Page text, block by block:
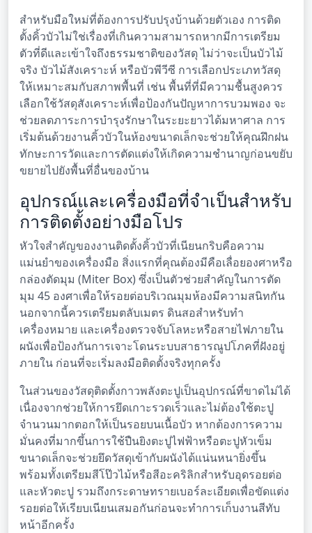
สำหรับมือใหม่ที่ต้องการปรับปรุงบ้านด้วยตัวเอง การติด
ตั้งคิ้วบัวไม่ใช่เรื่องที่เกินความสามารถหากมีการเตรียม
ตัวที่ดีและเข้าใจถึงธรรมชาติของวัสดุ ไม่ว่าจะเป็นบัวไม้
จริง บัวไม้สังเคราะห์ หรือบัวพีวีซี การเลือกประเภทวัสดุ
ให้เหมาะสมกับสภาพพื้นที่ เช่น พื้นที่ที่มีความชื้นสูงควร
เลือกใช้วัสดุสังเคราะห์เพื่อป้องกันปัญหาการบวมพอง จะ
ช่วยลดภาระการบำรุงรักษาในระยะยาวได้มหาศาล การ
เริ่มต้นด้วยงานคิ้วบัวในห้องขนาดเล็กจะช่วยให้คุณฝึกฝน
ทักษะการวัดและการตัดแต่งให้เกิดความชำนาญก่อนขยับ
ขยายไปยังพื้นที่อื่นของบ้าน
อุปกรณ์และเครื่องมือที่จำเป็นสำหรับ
การติดตั้งอย่างมือโปร
หัวใจสำคัญของงานติดตั้งคิ้วบัวที่เนียนกริบคือความ
แม่นยำของเครื่องมือ สิ่งแรกที่คุณต้องมีคือเลื่อยองศาหรือ
กล่องตัดมุม (Miter Box) ซึ่งเป็นตัวช่วยสำคัญในการตัด
มุม 45 องศาเพื่อให้รอยต่อบริเวณมุมห้องมีความสนิทกัน
นอกจากนี้ควรเตรียมตลับเมตร ดินสอสำหรับทำ
เครื่องหมาย และเครื่องตรวจจับโลหะหรือสายไฟภายใน
ผนังเพื่อป้องกันการเจาะโดนระบบสาธารณูปโภคที่ฝังอยู่
ภายใน ก่อนที่จะเริ่มลงมือติดตั้งจริงทุกครั้ง
ในส่วนของวัสดุติดตั้งกาวพลังตะปูเป็นอุปกรณ์ที่ขาดไม่ได้
เนื่องจากช่วยให้การยึดเกาะรวดเร็วและไม่ต้องใช้ตะปู
จำนวนมากตอกให้เป็นรอยบนเนื้อบัว หากต้องการความ
มั่นคงที่มากขึ้นการใช้ปืนยิงตะปูไฟฟ้าหรือตะปูหัวเข็ม
ขนาดเล็กจะช่วยยึดวัสดุเข้ากับผนังได้แน่นหนายิ่งขึ้น
พร้อมทั้งเตรียมสีโป๊วไม้หรือสีอะคริลิกสำหรับอุดรอยต่อ
และหัวตะปู รวมถึงกระดาษทรายเบอร์ละเอียดเพื่อขัดแต่ง
รอยต่อให้เรียบเนียนเสมอกันก่อนจะทำการเก็บงานสีทับ
หน้าอีกครั้ง